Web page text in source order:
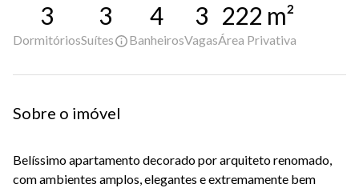
3
Dormitórios
3
Suítes
4
Banheiros
3
Vagas
222 m²
Área Privativa
Sobre o imóvel
Belíssimo apartamento decorado por arquiteto renomado,
com ambientes amplos, elegantes e extremamente bem